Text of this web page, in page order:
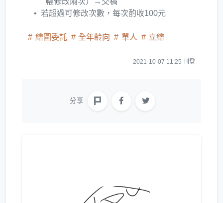
若超過可修改次數，每次酌收100元
繪圖委託 全年齡向 單人 立繪
2021-10-07 11:25 刊登
分享